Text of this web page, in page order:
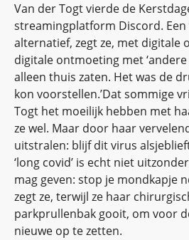
Van der Togt vierde de
streamingplatform Discord. Een
alternatief, zegt ze, met digitale
digitale ontmoeting met
alleen thuis zaten. Het was de
kon voorstellen.’Dat sommige
Togt het moeilijk hebben met
ze wel. Maar door haar
uitstralen: blijf dit virus
‘long covid’ is echt niet
mag geven: stop je mondkapje
zegt ze, terwijl ze haar
parkprullenbak gooit, om voor
nieuwe op te zetten.